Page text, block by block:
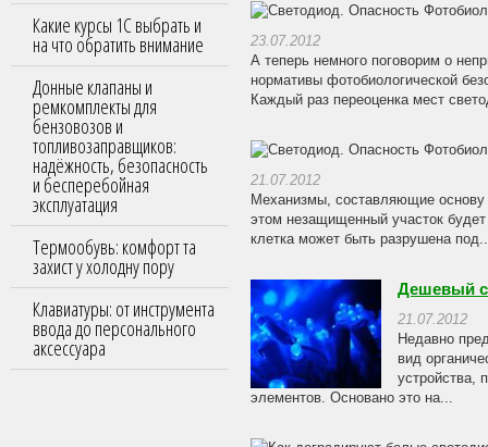
Какие курсы 1С выбрать и
на что обратить внимание
Донные клапаны и
ремкомплекты для
бензовозов и
топливозаправщиков:
надёжность, безопасность
и бесперебойная
эксплуатация
Термообувь: комфорт та
захист у холодну пору
Клавиатуры: от инструмента
ввода до персонального
аксессуара
23.07.2012
А теперь немного поговорим о
нормативы фотобиологической
Каждый раз переоценка мест
21.07.2012
Механизмы, составляющие
этом незащищенный участок
клетка может быть разрушена
Дешевый
21.07.2012
Недавно
вид
устройства,
элементов. Основано это на...